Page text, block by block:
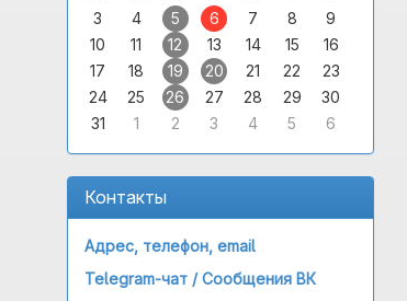
3
4 5 6 7 8
9
10
11 12 13 14 15
16
17
18 19 20 21 22
23
24
25 26 27 28 29
30
31
1 2 3 4 5 6
Контакты
Адрес, телефон, email
Telegram-чат /Сообщения ВК